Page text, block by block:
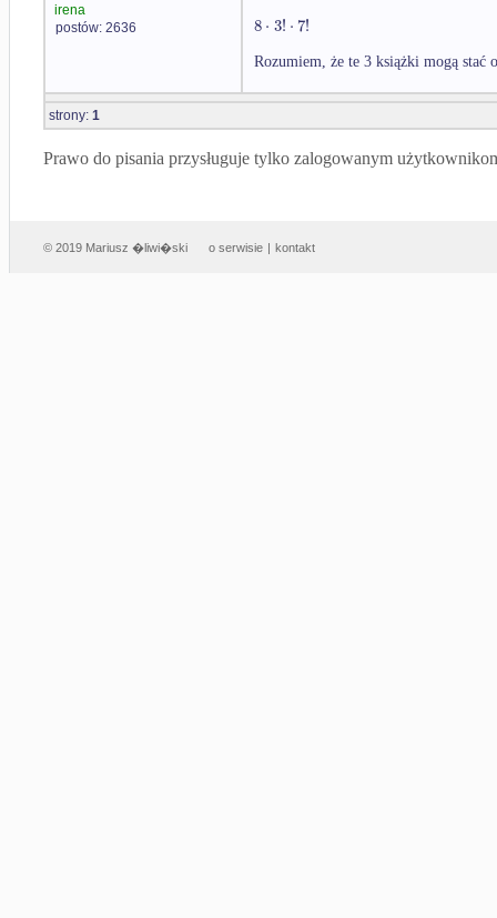
irena
postów: 2636
8⋅ 3! ⋅ 7!
Rozumiem, że te 3 książki mogą
strony: 1
Prawo do pisania przysługuje tylko zalogowanym
© 2019 Mariusz �liwi�ski o serwisie | kontakt